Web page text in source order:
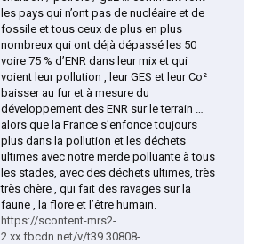
les pays qui n’ont pas de nucléaire et de
fossile et tous ceux de plus en plus
nombreux qui ont déjà dépassé les 50
voire 75 % d’ENR dans leur mix et qui
voient leur pollution , leur GES et leur Co²
baisser au fur et à mesure du
développement des ENR sur le terrain …
alors que la France s’enfonce toujours
plus dans la pollution et les déchets
ultimes avec notre merde polluante à tous
les stades, avec des déchets ultimes, très
très chère , qui fait des ravages sur la
faune , la flore et l’être humain.
https://scontent-mrs2-
2.xx.fbcdn.net/v/t39.30808-